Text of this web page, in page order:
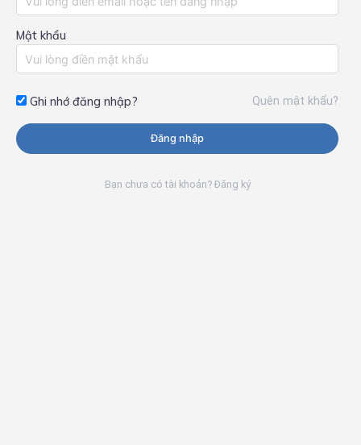
Mật khẩu
Ghi nhớ đăng nhập? Quên mật khẩu?
Đăng nhập
Bạn chưa có tài khoản? Đăng ký